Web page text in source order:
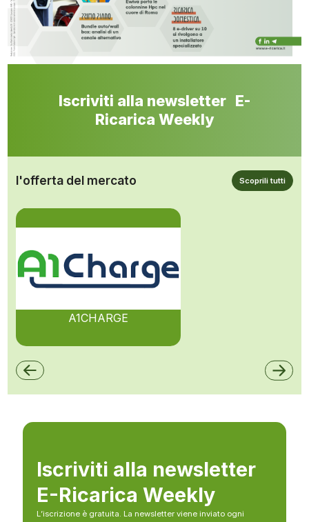
Iscriviti alla newsletter E-
Ricarica Weekly
l'offerta del mercato Scoprili tutti
A1CHARGE
Iscriviti alla newsletter
E-Ricarica Weekly
L’iscrizione è gratuita. La newsletter viene inviato ogni